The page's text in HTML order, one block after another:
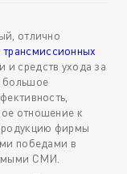
отлично
трансмиссионных
и средств ухода за
большое
отношение к
фирмы
победами в
СМИ.